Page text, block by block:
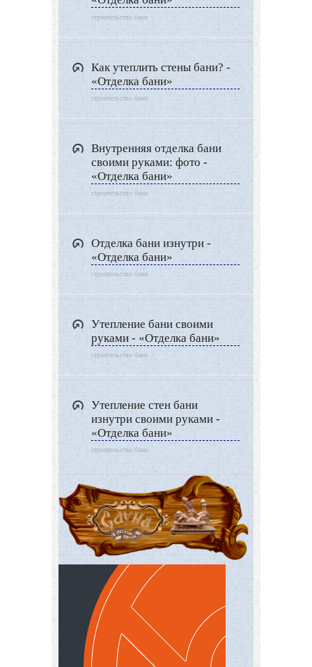
строительство бани
Как утеплить стены бани? -
«Отделка бани»
строительство бани
Внутренняя отделка бани
своими руками: фото -
«Отделка бани»
строительство бани
Отделка бани изнутри -
«Отделка бани»
строительство бани
Утепление бани своими
руками - «Отделка бани»
строительство бани
Утепление стен бани
изнутри своими руками -
«Отделка бани»
строительство бани